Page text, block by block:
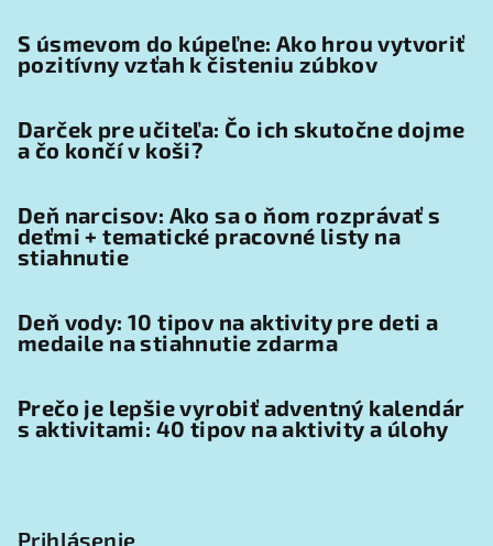
S úsmevom do kúpeľne: Ako hrou vytvoriť
pozitívny vzťah k čisteniu zúbkov
Darček pre učiteľa: Čo ich skutočne dojme
a čo končí v koši?
Deň narcisov: Ako sa o ňom rozprávať s
deťmi + tematické pracovné listy na
stiahnutie
Deň vody: 10 tipov na aktivity pre deti a
medaile na stiahnutie zdarma
Prečo je lepšie vyrobiť adventný kalendár
s aktivitami: 40 tipov na aktivity a úlohy
Prihlásenie